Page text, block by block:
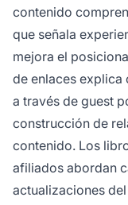
contenido
que señala
mejora el
de enlaces
a través de guest
construcción de
contenido. Los
afiliados abordan
actualizaciones